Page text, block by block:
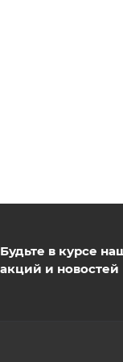
Будьте в курсе
акций и новостей